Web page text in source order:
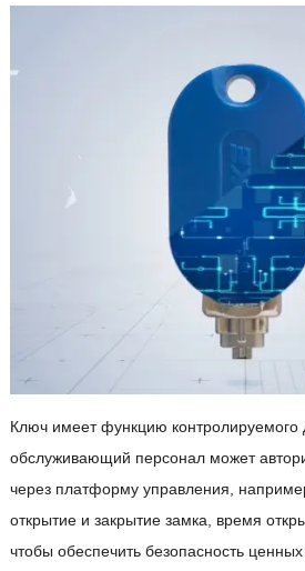
Ключ имеет функцию контролируемого
обслуживающий персонал может
через платформу управления,
открытие и закрытие замка, время
чтобы обеспечить безопасность